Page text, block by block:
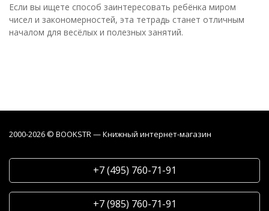
Если вы ищете способ заинтересовать ребёнка миром
чисел и закономерностей, эта тетрадь станет отличным
началом для весёлых и полезных занятий.
2000-2026 © BOOKSTR — Книжный интернет-магазин
+7 (495) 760-71-91
+7 (985) 760-71-91